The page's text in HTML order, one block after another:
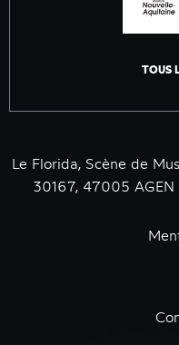
TOUS
Le Florida, Scène de
30167, 47005